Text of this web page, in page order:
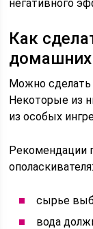
негативного
Как
домашних
Можно сделать
Некоторые из
из особых
Рекомендации
ополаскивателя:
сырье
вода